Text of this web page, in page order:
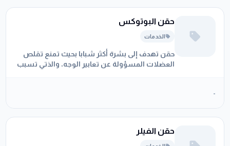
حقن البوتوكس
الخدمات
حقن تهدف إلى بشرة أكثر شبابا بحيث تمنع تقلص
العضلات المسؤولة عن تعابير الوجه، والذتي تسبب
-
حقن الفيلر